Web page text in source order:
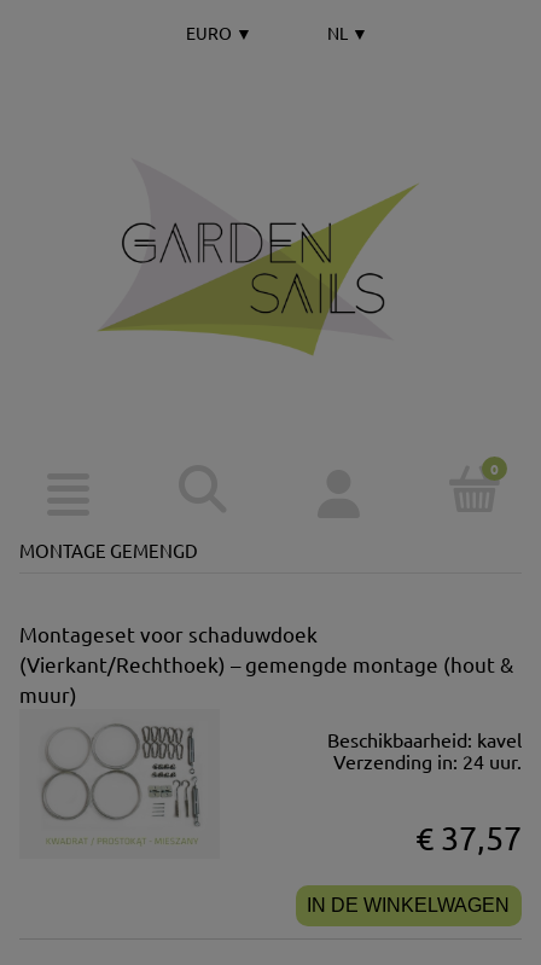
EURO ▼ NL ▼
MONTAGE GEMENGD
Montageset voor schaduwdoek
(Vierkant/Rechthoek) – gemengde montage (hout &
muur)
Beschikbaarheid: kavel
Verzending in: 24 uur.
€ 37,57
IN DE WINKELWAGEN